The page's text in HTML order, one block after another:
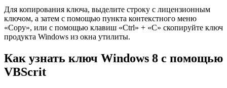
Для копирования ключа, выделите строку с лицензионным
ключом, а затем с помощью пункта контекстного меню
«Copy», или с помощью клавиш «Ctrl» + «C» скопируйте ключ
продукта Windows из окна утилиты.
Как узнать ключ Windows 8 с помощью
VBScrit